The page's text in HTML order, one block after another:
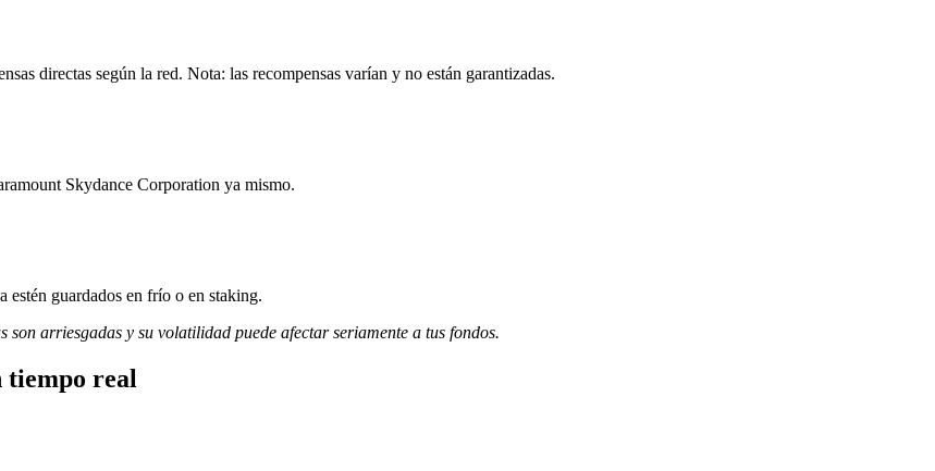
directas según la red. Nota: las recompensas varían y no están garantizadas.
Skydance Corporation ya mismo.
guardados en frío o en staking.
arriesgadas y su volatilidad puede afectar seriamente a tus fondos.
tiempo real